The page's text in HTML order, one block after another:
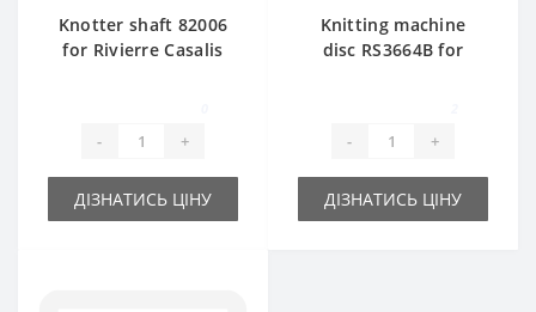
Knotter shaft 82006
for Rivierre Casalis
- +
ДІЗНАТИСЬ ЦІНУ
Knitting machine
disc RS3664B for
- +
ДІЗНАТИСЬ ЦІНУ